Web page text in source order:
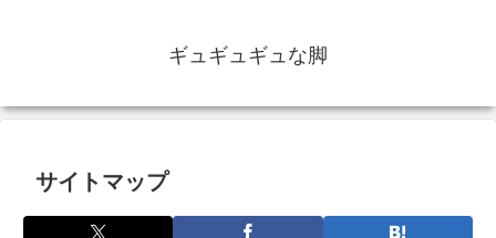
ギュギュギュな脚
サイトマップ